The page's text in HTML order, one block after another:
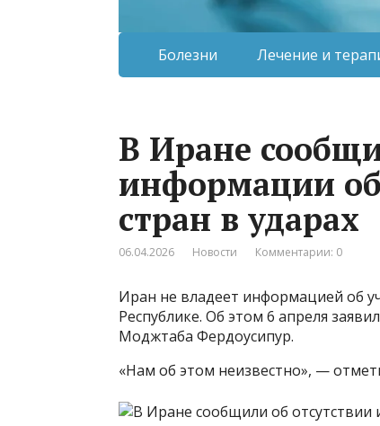
Болезни Лечение и
В Иране
информации об
стран в ударах
06.04.2026 Новости Комментарии: 0
Иран не владеет информацией об
Республике. Об этом 6 апреля
Моджтаба Фердоусипур.
«Нам об этом неизвестно», —